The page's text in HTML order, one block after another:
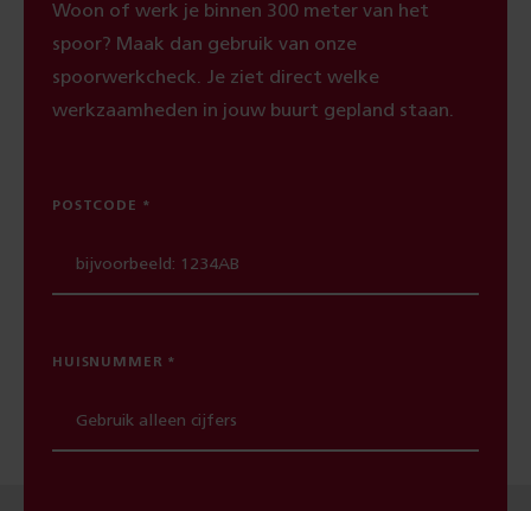
Woon of werk je binnen 300 meter van het
spoor? Maak dan gebruik van onze
spoorwerkcheck. Je ziet direct welke
werkzaamheden in jouw buurt gepland staan.
POSTCODE
HUISNUMMER